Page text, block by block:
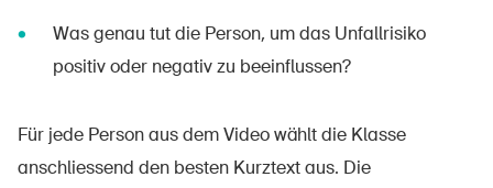
Was genau tut die Person, um das Unfallrisiko
positiv oder negativ zu beeinflussen?
Für jede Person aus dem Video wählt die Klasse
anschliessend den besten Kurztext aus. Die